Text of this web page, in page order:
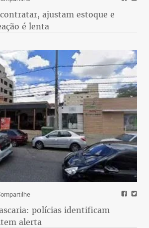
ajustam estoque e
é lenta
polícias identificam
alerta